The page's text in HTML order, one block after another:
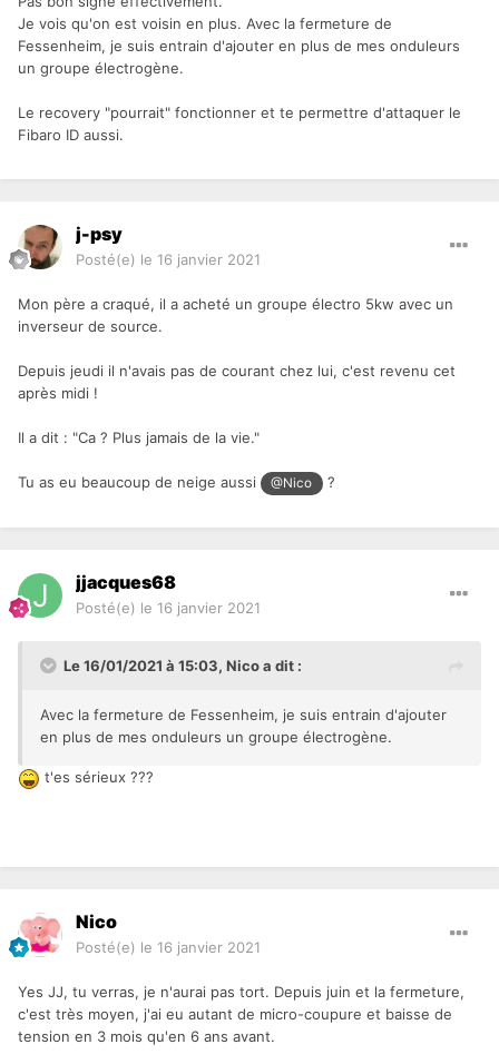
Je vois qu'on est voisin en plus. Avec la fermeture de
Fessenheim, je suis entrain d'ajouter en plus de mes onduleurs
un groupe électrogène.
Le recovery "pourrait" fonctionner et te permettre d'attaquer le
Fibaro ID aussi.
j-psy
Posté(e) le 16 janvier 2021
Mon père a craqué, il a acheté un groupe électro 5kw avec un
inverseur de source.
Depuis jeudi il n'avais pas de courant chez lui, c'est revenu cet
après midi !
Il a dit : "Ca ? Plus jamais de la vie."
Tu as eu beaucoup de neige aussi @Nico ?
jjacques68
Posté(e) le 16 janvier 2021
Le 16/01/2021 à 15:03, Nicoa dit :
Avec la fermeture de Fessenheim, je suis entrain d'ajouter
en plus de mes onduleurs un groupe électrogène.
t'es sérieux ???
Nico
Posté(e) le 16 janvier 2021
Yes JJ, tu verras, je n'aurai pas tort. Depuis juin et la fermeture,
c'est très moyen, j'ai eu autant de micro-coupure et baisse de
tension en 3 mois qu'en 6 ans avant.